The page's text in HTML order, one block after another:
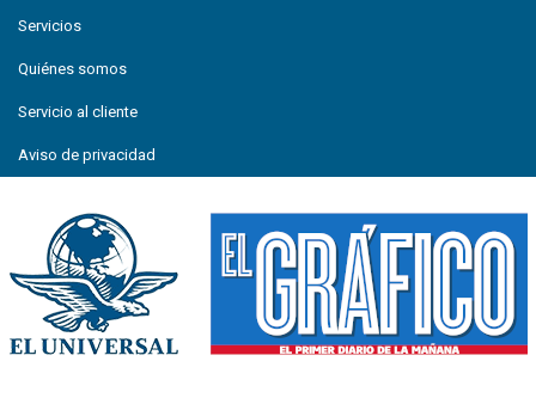
Servicios
Quiénes somos
Servicio al cliente
Aviso de privacidad